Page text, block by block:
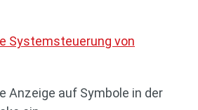
Systemsteuerung von
Anzeige auf Symbole in der